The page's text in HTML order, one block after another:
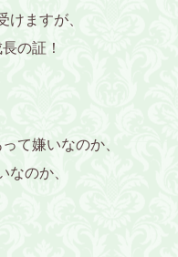
けますが、
の証！
て嫌いなのか、
なのか、